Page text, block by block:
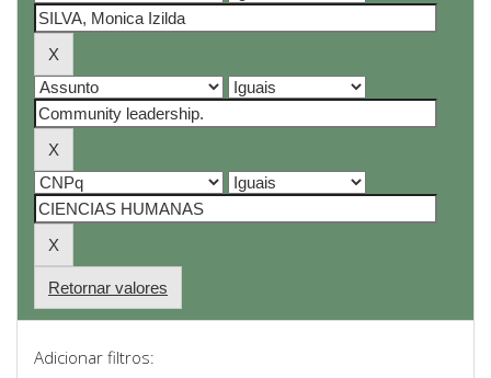
Retornar valores
Adicionar filtros: